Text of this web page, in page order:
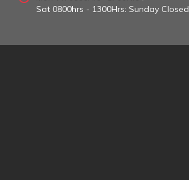
Sat 0800hrs - 1300Hrs: Sunday Closed